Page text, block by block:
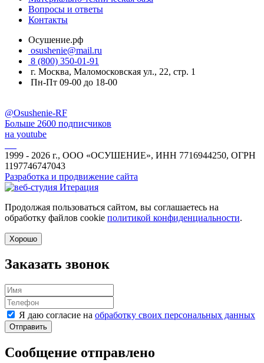
Вопросы и ответы
Контакты
Осушение.рф
osushenie@mail.ru
8 (800) 350-01-91
г. Москва, Маломосковская ул., 22, стр. 1
Пн-Пт 09-00 до 18-00
@Osushenie-RF
Больше 2600 подписчиков
на youtube
1999 - 2026 г., ООО «ОСУШЕНИЕ», ИНН 7716944250, ОГРН
1197746747043
Разработка и продвижение сайта
Продолжая пользоваться сайтом, вы соглашаетесь на
обработку файлов cookie политикой конфиденциальности.
Хорошо
Заказать звонок
Я даю согласие на обработку своих персональных данных
Отправить
Сообщение отправлено